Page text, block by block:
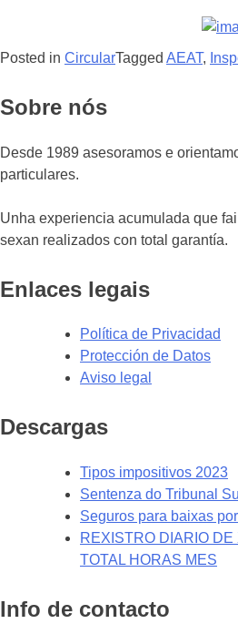
Posted in CircularTagged AEAT,
Sobre nós
Desde 1989 asesoramos e
particulares.
Unha experiencia acumulada que
sexan realizados con total garantía.
Enlaces legais
Política de Privacidad
Protección de Datos
Aviso legal
Descargas
Tipos impositivos 2023
Sentenza do Tribunal
Seguros para baixas
REXISTRO DIARIO
TOTAL HORAS MES
Info de contacto